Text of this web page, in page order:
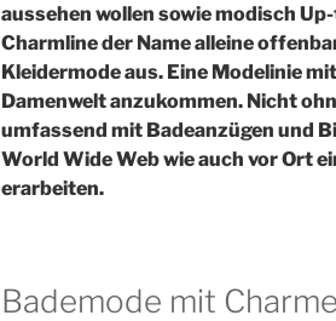
aussehen wollen sowie modisch
Charmline der Name alleine
Kleidermode aus. Eine Modelinie
Damenwelt anzukommen. Nicht
umfassend mit Badeanzügen und
World Wide Web wie auch vor Ort
erarbeiten.
Bademode mit